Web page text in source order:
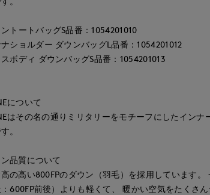
maemae
たまプラーザ東急I.T.'S.international
maemae
たまプラーザ東急I.T.'S.international
onda
新潟伊勢丹7-
トートバッグS品番：1054201010
ショルダー ダウンバッグL品番：1054201012
ボディ ダウンバッグS品番：1054201013
について
はその名の通りミリタリーをモチーフにしたインナ
。
品質について
の高い800FPのダウン（羽毛）を採用しています。
600FP前後）よりも軽くて、 暖かい空気をたくさ